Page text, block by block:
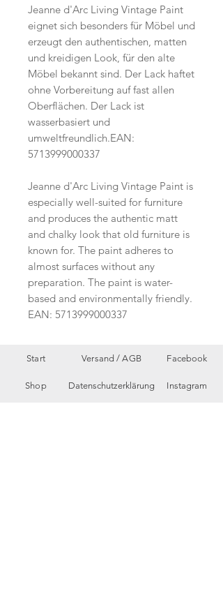
Jeanne d'Arc Living Vintage Paint
eignet sich besonders für Möbel und
erzeugt den authentischen, matten
und kreidigen Look, für den alte
Möbel bekannt sind. Der Lack haftet
ohne Vorbereitung auf fast allen
Oberflächen. Der Lack ist
wasserbasiert und
umweltfreundlich.EAN:
5713999000337
Jeanne d'Arc Living Vintage Paint is
especially well-suited for furniture
and produces the authentic matt
and chalky look that old furniture is
known for. The paint adheres to
almost surfaces without any
preparation. The paint is water-
based and environmentally friendly.
EAN: 5713999000337
Start
Shop
Versand /AGB
Datenschutzerklärung
Facebook
Instagram